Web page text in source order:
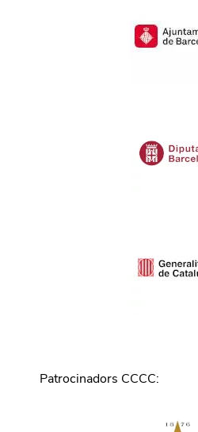
Patrocinadors CCCC: